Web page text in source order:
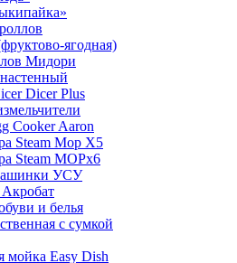
ягодная)
Мидори
Dicer Plus
Сooker Aaron
Steam Mop X5
Steam MOPх6
УСУ
и белья
с сумкой
мойка Easy Dish